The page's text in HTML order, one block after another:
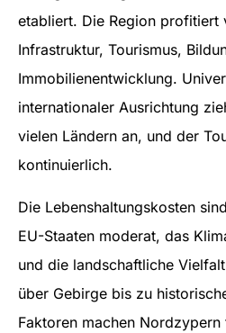
etabliert. Die Region profitiert
Infrastruktur, Tourismus,
Immobilienentwicklung.
internationaler Ausrichtung
vielen Ländern an, und der
kontinuierlich.
Die Lebenshaltungskosten
EU-Staaten moderat, das
und die landschaftliche
über Gebirge bis zu
Faktoren machen Nordzypern